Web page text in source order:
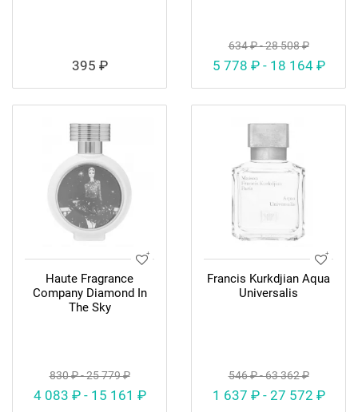
395 ₽
634 ₽ - 28 508 ₽
5 778 ₽ - 18 164 ₽
Haute Fragrance
Company Diamond In
The Sky
830 ₽ - 25 779 ₽
4 083 ₽ - 15 161 ₽
Francis Kurkdjian Aqua
Universalis
546 ₽ - 63 362 ₽
1 637 ₽ - 27 572 ₽